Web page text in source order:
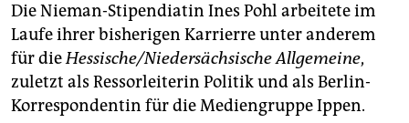
Die Nieman-Stipendiatin Ines Pohl arbeitete im
Laufe ihrer bisherigen Karrierre unter anderem
für dieHessische/Niedersächsische Allgemeine,
zuletzt als Ressorleiterin Politik und als Berlin-
Korrespondentin für die Mediengruppe Ippen.